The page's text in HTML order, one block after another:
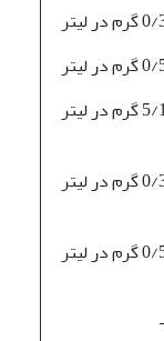
در لیتر
در لیتر
در لیتر
در لیتر
در لیتر